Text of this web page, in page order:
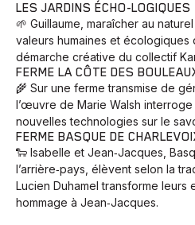
LES JARDINS ÉCHO-LOGIQUES
🌱 Guillaume, maraîcher au
valeurs humaines et écologiques
démarche créative du collectif
FERME LA CÔTE DES
🌾 Sur une ferme transmise de
l’œuvre de Marie Walsh
nouvelles technologies sur le
FERME BASQUE DE
🐑 Isabelle et Jean‑Jacques,
l’arrière‑pays, élèvent selon la
Lucien Duhamel transforme
hommage à Jean‑Jacques.